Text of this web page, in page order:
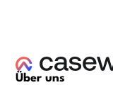
Über uns